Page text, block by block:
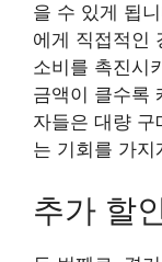
을 수 있게 됩
에게 직접적인
소비를 촉진시
금액이 클수록
자들은 대량
는 기회를 가지
추가 할